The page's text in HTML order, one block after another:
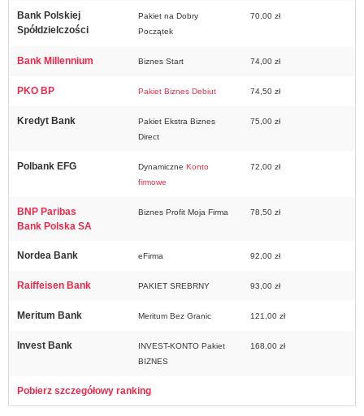
Bank Polskiej
Spółdzielczości
Pakiet na Dobry
Początek
70,00 zł
Bank Millennium Biznes Start 74,00 zł
PKO BP Pakiet Biznes Debiut 74,50 zł
Kredyt Bank
Pakiet Ekstra Biznes
Direct
75,00 zł
Polbank EFG Dynamiczne Konto
firmowe
72,00 zł
BNP Paribas
Bank Polska SA
Biznes Profit Moja Firma 78,50 zł
Nordea Bank eFirma 92,00 zł
Raiffeisen Bank PAKIET SREBRNY 93,00 zł
Meritum Bank Meritum Bez Granic 121,00 zł
Invest Bank
INVEST-KONTO Pakiet
BIZNES
168,00 zł
Pobierz szczegółowy ranking